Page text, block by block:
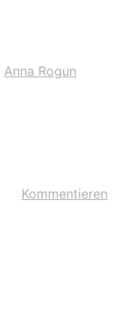
Anna Rogun
Kommentieren